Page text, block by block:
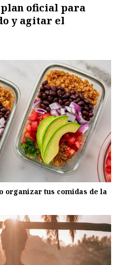
plan oficial para
y agitar el
organizar tus comidas de la